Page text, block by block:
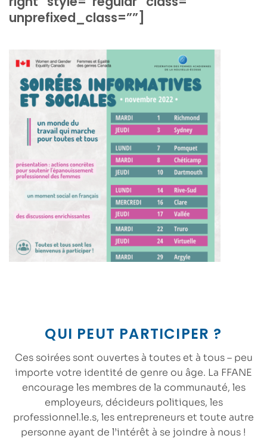
unprefixed_class=””]
QUI PEUT PARTICIPER ?
Ces soirées sont ouvertes à toutes et à tous– peu
importe votre identité de genre ou âge. La FFANE
encourage les membres de la communauté, les
employeurs, décideurs politiques, les
professionnel.le.s, les entrepreneurs et toute autre
personne ayant de l’intérêt à se joindre à nous !